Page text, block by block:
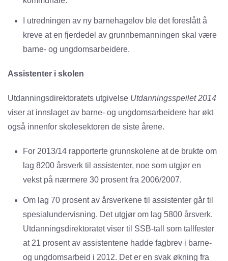
I utredningen av ny barnehagelov ble det foreslått å
kreve at en fjerdedel av grunnbemanningen skal være
barne- og ungdomsarbeidere.
Assistenter i skolen
Utdanningsdirektoratets utgivelse Utdanningsspeilet 2014
viser at innslaget av barne- og ungdomsarbeidere har økt
også innenfor skolesektoren de siste årene.
For 2013/14 rapporterte grunnskolene at de brukte om
lag 8200 årsverk til assistenter, noe som utgjør en
vekst på nærmere 30 prosent fra 2006/2007.
Om lag 70 prosent av årsverkene til assistenter går til
spesialundervisning. Det utgjør om lag 5800 årsverk.
Utdanningsdirektoratet viser til SSB-tall som tallfester
at 21 prosent av assistentene hadde fagbrev i barne-
og ungdomsarbeid i 2012. Det er en svak økning fra